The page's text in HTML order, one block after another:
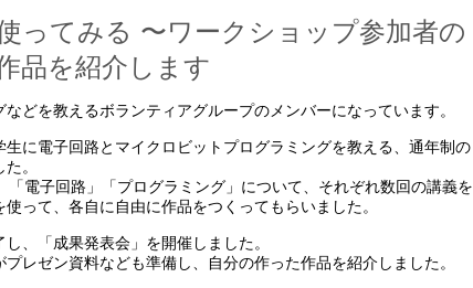
ってみる 〜ワークショップ参加者の
品を紹介します
どを教えるボランティアグループのメンバーになっています。
に電子回路とマイクロビットプログラミングを教える、通年制の
。
「電子回路」「プログラミング」について、それぞれ数回の講義を
って、各自に自由に作品をつくってもらいました。
、「成果発表会」を開催しました。
レゼン資料なども準備し、自分の作った作品を紹介しました。